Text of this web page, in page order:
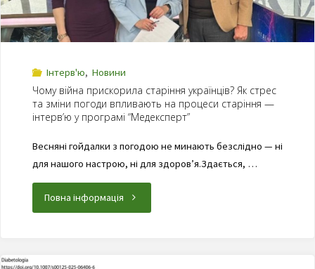
Інтерв'ю, Новини
Чому війна прискорила старіння українців? Як стрес
та зміни погоди впливають на процеси старіння —
інтерв’ю у програмі “Медексперт”
Весняні гойдалки з погодою не минають безслідно — ні
для нашого настрою, ні для здоров’я.Здається, …
Повна інформація